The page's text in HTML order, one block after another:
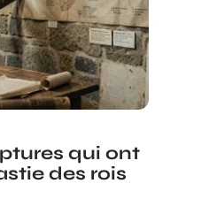
qui ont
des rois